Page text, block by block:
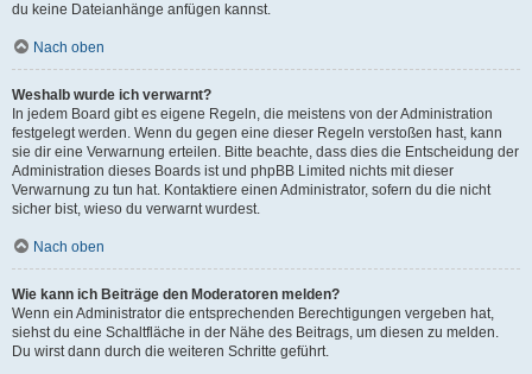
du keine Dateianhänge anfügen kannst.
Nach oben
Weshalb wurde ich verwarnt?
In jedem Board gibt es eigene Regeln, die meistens von der Administration
festgelegt werden. Wenn du gegen eine dieser Regeln verstoßen hast, kann
sie dir eine Verwarnung erteilen. Bitte beachte, dass dies die Entscheidung der
Administration dieses Boards ist und phpBB Limited nichts mit dieser
Verwarnung zu tun hat. Kontaktiere einen Administrator, sofern du die nicht
sicher bist, wieso du verwarnt wurdest.
Nach oben
Wie kann ich Beiträge den Moderatoren melden?
Wenn ein Administrator die entsprechenden Berechtigungen vergeben hat,
siehst du eine Schaltfläche in der Nähe des Beitrags, um diesen zu melden.
Du wirst dann durch die weiteren Schritte geführt.